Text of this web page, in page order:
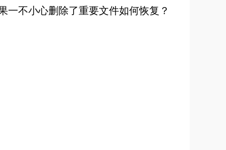
一不小心删除了重要文件如何恢复？